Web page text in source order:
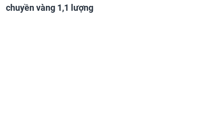
chuyền vàng 1,1 lượng